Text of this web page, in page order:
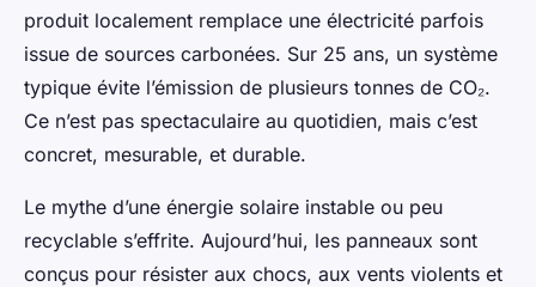
produit localement remplace une électricité parfois
issue de sources carbonées. Sur 25 ans, un système
typique évite l’émission de plusieurs tonnes de CO₂.
Ce n’est pas spectaculaire au quotidien, mais c’est
concret, mesurable, et durable.
Le mythe d’une énergie solaire instable ou peu
recyclable s’effrite. Aujourd’hui, les panneaux sont
conçus pour résister aux chocs, aux vents violents et